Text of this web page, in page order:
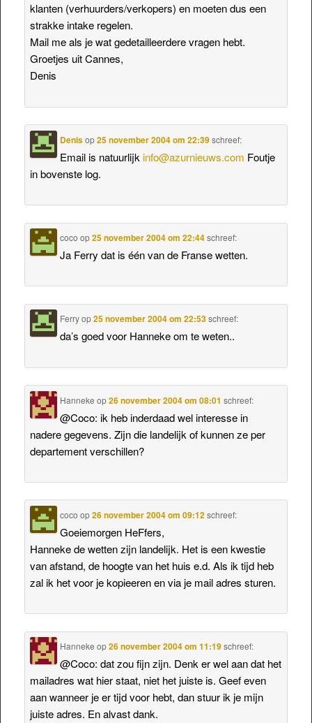
klanten (verhuurders/verkopers) en moeten dus een
strakke intake regelen.
Mail me als je wat gedetailleerdere vragen hebt.
Groetjes uit Cannes,
Denis
Denisop25 november 2004 om 22:39 schreef:
Email is natuurlijk info@azurnieuws.com Foutje
in bovenste log.
coco op25 november 2004 om 22:44 schreef:
Ja Ferry dat is één van de Franse wetten.
Ferryop25 november 2004 om 22:53 schreef:
da’s goed voor Hanneke om te weten..
Hanneke op26 november 2004 om 08:01 schreef:
@Coco: ik heb inderdaad wel interesse in
nadere gegevens. Zijn die landelijk of kunnen ze per
departement verschillen?
coco op26 november 2004 om 09:12 schreef:
Goeiemorgen HeFfers,
Hanneke de wetten zijn landelijk. Het is een kwestie
van afstand, de hoogte van het huis e.d. Als ik tijd heb
zal ik het voor je kopieeren en via je mail adres sturen.
Hanneke op26 november 2004 om 11:19 schreef:
@Coco: dat zou fijn zijn. Denk er wel aan dat het
mailadres wat hier staat, niet het juiste is. Geef even
aan wanneer je er tijd voor hebt, dan stuur ik je mijn
juiste adres. En alvast dank.